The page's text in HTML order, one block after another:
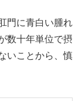
門に青白い腫れ
数十年単位で摂
いことから、慎